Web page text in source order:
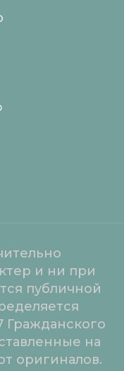
и ни при
публичной
Гражданского
на
оригиналов.